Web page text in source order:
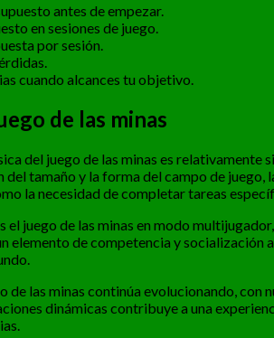
antes de empezar.
en sesiones de juego.
por sesión.
cuando alcances tu objetivo.
de las minas
del juego de las minas es
tamaño y la forma del campo de
la necesidad de completar tareas
juego de las minas en modo
elemento de competencia y
de las minas continúa evolucionando,
dinámicas contribuye a una